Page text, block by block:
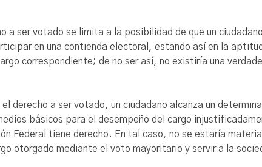
a ser votado se limita a la posibilidad de que un
en una contienda electoral, estando así en la
correspondiente; de no ser así, no existiría una
derecho a ser votado, un ciudadano alcanza un
básicos para el desempeño del cargo
Federal tiene derecho. En tal caso, no se estaría
otorgado mediante el voto mayoritario y servir a la